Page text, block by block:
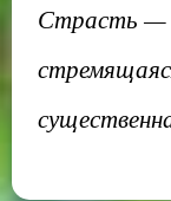
Страсть —